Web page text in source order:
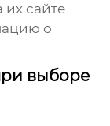
сайте
о
выборе